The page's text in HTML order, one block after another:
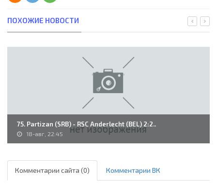
ПОХОЖИЕ НОВОСТИ
75. Partizan (SRB) - RSC Anderlecht (BEL) 2:2..
18-авг, 22:45
Комментарии сайта (0) Комментарии ВК